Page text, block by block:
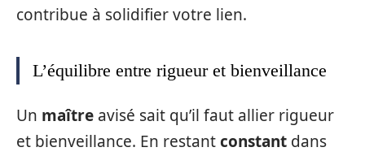
contribue à solidifier votre lien.
L’équilibre entre rigueur et bienveillance
Un maître avisé sait qu’il faut allier rigueur
et bienveillance. En restantconstant dans